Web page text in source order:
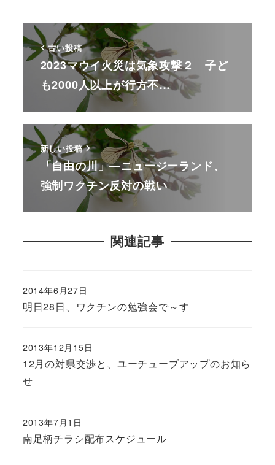
古い投稿
2023マウイ火災は気象攻撃２ 子ど
も2000人以上が行方不…
新しい投稿
「自由の川」―ニュージーランド、
強制ワクチン反対の戦い
関連記事
明日28日、ワクチンの勉強会で～す
2014年6月27日
12月の対県交渉と、ユーチューブアップのお知ら
せ
2013年12月15日
南足柄チラシ配布スケジュール
2013年7月1日